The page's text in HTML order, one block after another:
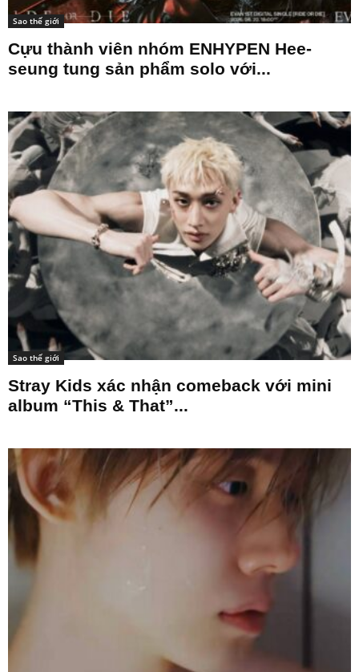
Sao thế giới
Cựu thành viên nhóm ENHYPEN Hee-
seung tung sản phẩm solo với...
Sao thế giới
Stray Kids xác nhận comeback với mini
album “This & That”...